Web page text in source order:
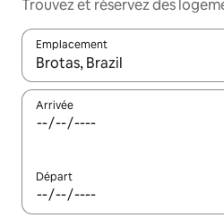
Trouvez et réservez des
Emplacement
Quand les résultats sont
Arrivée
Départ